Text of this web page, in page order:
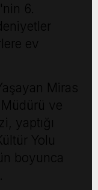
6.
ev
Miras
ve
yaptığı
Yolu
boyunca